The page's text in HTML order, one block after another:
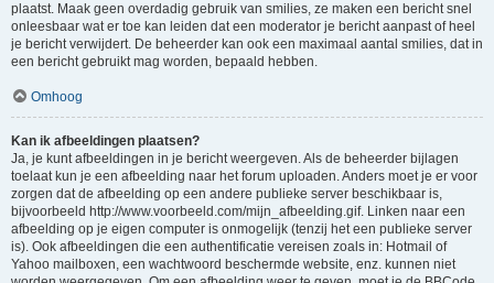
plaatst. Maak geen overdadig gebruik van smilies, ze maken een bericht snel
onleesbaar wat er toe kan leiden dat een moderator je bericht aanpast of heel
je bericht verwijdert. De beheerder kan ook een maximaal aantal smilies, dat in
een bericht gebruikt mag worden, bepaald hebben.
Omhoog
Kan ik afbeeldingen plaatsen?
Ja, je kunt afbeeldingen in je bericht weergeven. Als de beheerder bijlagen
toelaat kun je een afbeelding naar het forum uploaden. Anders moet je er voor
zorgen dat de afbeelding op een andere publieke server beschikbaar is,
bijvoorbeeld http://www.voorbeeld.com/mijn_afbeelding.gif. Linken naar een
afbeelding op je eigen computer is onmogelijk (tenzij het een publieke server
is). Ook afbeeldingen die een authentificatie vereisen zoals in: Hotmail of
Yahoo mailboxen, een wachtwoord beschermde website, enz. kunnen niet